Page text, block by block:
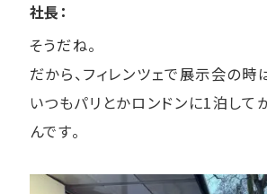
社長：
そうだね。
だから、フィレンツェで展示会の時
いつもパリとかロンドンに1泊して
んです。